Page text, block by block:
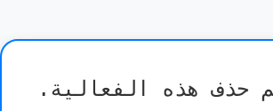
حذف هذه الفعالية.